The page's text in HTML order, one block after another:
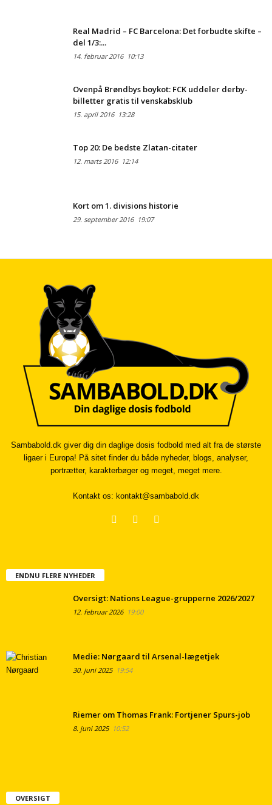
Real Madrid – FC Barcelona: Det forbudte skifte –
del 1/3:...
14. februar 201610:13
Ovenpå Brøndbys boykot: FCK uddeler derby-
billetter gratis til venskabsklub
15. april 201613:28
Top 20: De bedste Zlatan-citater
12. marts 201612:14
Kort om 1. divisions historie
29. september 201619:07
Sambabold.dk giver dig din daglige dosis fodbold med alt fra de største
ligaer i Europa! På sitet finder du både nyheder, blogs, analyser,
portrætter, karakterbøger og meget, meget mere.
Kontakt os: kontakt@sambabold.dk
ENDNU FLERE NYHEDER
Oversigt: Nations League-grupperne 2026/2027
12. februar 202619:00
Medie: Nørgaard til Arsenal-lægetjek
30. juni 202519:54
Riemer om Thomas Frank: Fortjener Spurs-job
8. juni 202510:52
OVERSIGT